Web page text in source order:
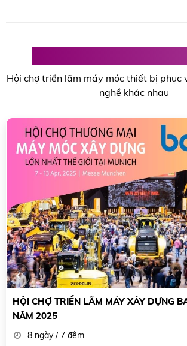
Hội chợ triển lãm máy móc thiết bị phục
nghề khác nhau
HỘI CHỢ TRIỂN LÃM INTERCLEAN
4 ngày / 3 đêm